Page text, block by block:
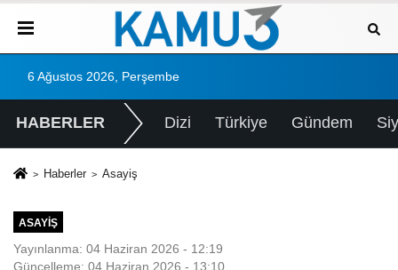
6 Ağustos 2026, Perşembe
HABERLER Dizi Türkiye Gündem
Haberler Asayiş
ASAYIŞ
Yayınlanma: 04 Haziran 2026 - 12:19
Güncelleme: 04 Haziran 2026 - 13:10